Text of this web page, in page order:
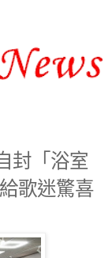
封「浴室
歌迷驚喜